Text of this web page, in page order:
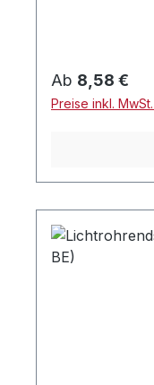
Regulärer
Ab 8,58 €
Preise inkl.